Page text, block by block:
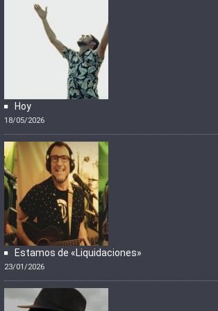
Hoy
18/05/2026
Estamos de «Liquidaciones»
23/01/2026